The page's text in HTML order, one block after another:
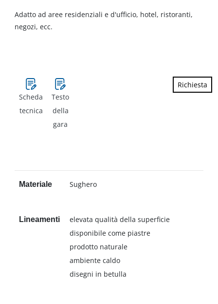
Adatto ad aree residenziali e d'ufficio, hotel, ristoranti,
negozi, ecc.
Scheda
tecnica
Testo
della
gara
Richiesta
Materiale Sughero
Lineamenti
elevata qualità della superficie
disponibile come piastre
prodotto naturale
ambiente caldo
disegni in betulla